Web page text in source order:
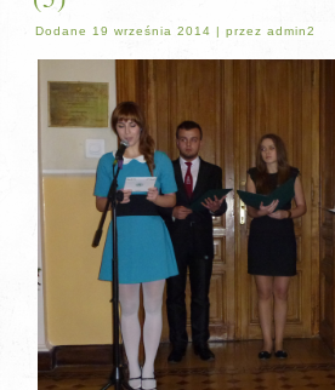
Dodane 19 września 2014 |przez admin2